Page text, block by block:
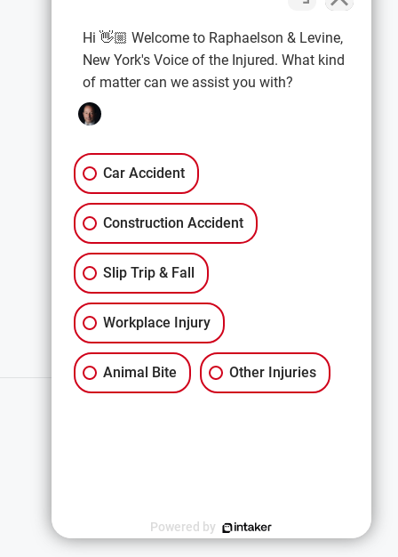
法律信息
条款与条件
免责声明
All Services
Hi 👋🏼 Welcome to Raphaelson & Levine,
New York's Voice of the Injured. What kind
of matter can we assist you with?
Car Accident
Construction Accident
Slip Trip & Fall
Workplace Injury
Animal Bite Other Injuries
Powered by